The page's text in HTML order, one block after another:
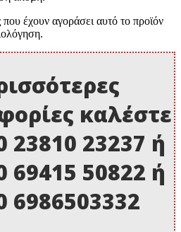
έχουν αγοράσει αυτό το προϊόν
καλέστε
23810 23237 ή
69415 50822 ή
6986503332